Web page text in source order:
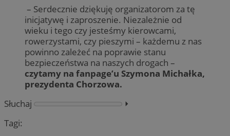
– Serdecznie dziękuję organizatorom za tę
inicjatywę i zaproszenie. Niezależnie od
wieku i tego czy jesteśmy kierowcami,
rowerzystami, czy pieszymi – każdemu z nas
powinno zależeć na poprawie stanu
bezpieczeństwa na naszych drogach –
czytamy na fanpage’u Szymona Michałka,
prezydenta Chorzowa.
Słuchaj
⏵︎
Tagi: